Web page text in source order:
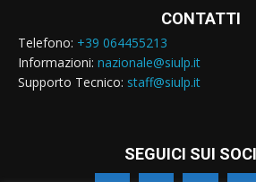
CONTATTI
Telefono: +39 064455213
Informazioni: nazionale@siulp.it
Supporto Tecnico: staff@siulp.it
SEGUICI SUI